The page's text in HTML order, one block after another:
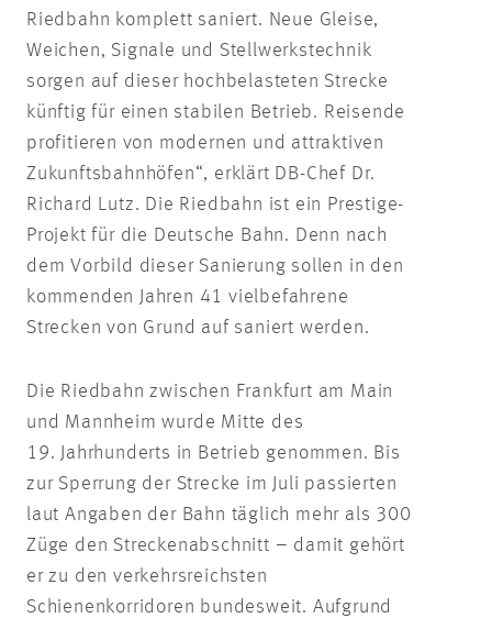
Riedbahn komplett saniert. Neue Gleise,
Weichen, Signale und Stellwerkstechnik
sorgen auf dieser hochbelasteten Strecke
künftig für einen stabilen Betrieb. Reisende
profitieren von modernen und attraktiven
Zukunftsbahnhöfen“, erklärt DB-Chef Dr.
Richard Lutz. Die Riedbahn ist ein Prestige-
Projekt für die Deutsche Bahn. Denn nach
dem Vorbild dieser Sanierung sollen in den
kommenden Jahren 41 vielbefahrene
Strecken von Grund auf saniert werden.
Die Riedbahn zwischen Frankfurt am Main
und Mannheim wurde Mitte des
19. Jahrhunderts in Betrieb genommen. Bis
zur Sperrung der Strecke im Juli passierten
laut Angaben der Bahn täglich mehr als 300
Züge den Streckenabschnitt – damit gehört
er zu den verkehrsreichsten
Schienenkorridoren bundesweit. Aufgrund